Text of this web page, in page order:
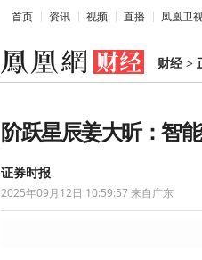
首页 资讯 视频 直播 凤凰卫
财经>
阶跃星辰姜大昕：智
证券时报
2025年09月12日 10:59:57来自广东